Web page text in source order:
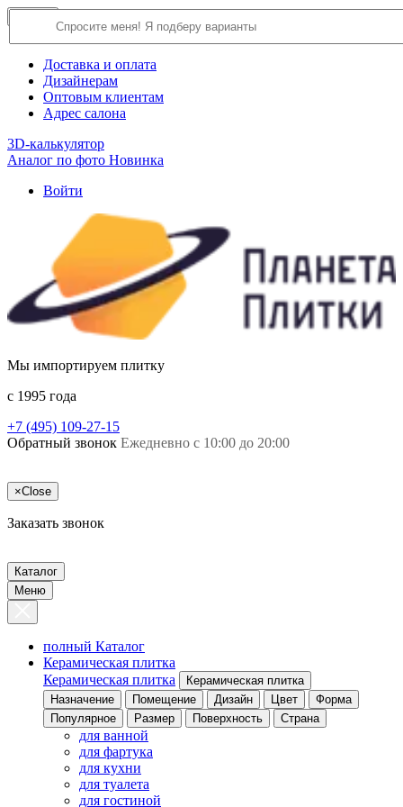
О компании
Доставка и оплата
Дизайнерам
Оптовым клиентам
Адрес салона
3D-калькулятор
Аналог по фото Новинка
Войти
Мы импортируем плитку
c 1995 года
+7 (495) 109-27-15
Обратный звонок Ежедневно с 10:00 до 20:00
×Close
Заказать звонок
Каталог
Меню
полный Каталог
Керамическая плитка
Керамическая плитка
Керамическая плитка
Назначение
Помещение Дизайн Цвет
Форма
Популярное
Размер Поверхность Страна
для ванной
для фартука
для кухни
для туалета
для гостиной